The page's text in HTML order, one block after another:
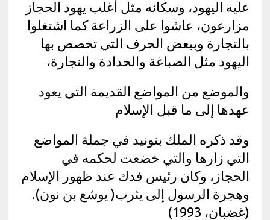
عليه اليهود، وسكانه مثل أغلب يهود الحجاز
مزارعون، عاشوا على الزراعة كما اشتغلوا
بالتجارة وببعض الحرف التي تخصص بها
اليهود مثل الصباغة والحدادة والنجارة،
والموضع من المواضع القديمة التي يعود
عهدها إلى ما قبل الإسلام
وقد ذكره الملك بنونيد في جملة المواضع
التي زارها والتي خضعت لحكمه في
الحجاز، وكان رئيس فدك عند ظهور الإسلام
وهجرة الرسول إلى يثرب( يوشع بن نون).
(غضبان، 1993)